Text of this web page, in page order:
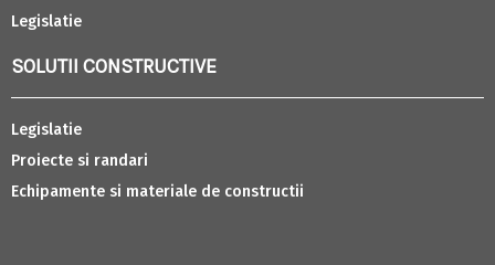
Legislatie
SOLUTII CONSTRUCTIVE
Legislatie
Proiecte si randari
Echipamente si materiale de constructii